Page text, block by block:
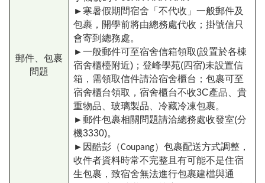
郵件、包裹
問題
► 寒暑假期間宿舍「不代收」一般郵件及
包裹，開學前將由總務處代收；掛號信只
會寄到總務處。
►一般郵件可至宿舍信箱領取(設置於各棟
宿舍櫃檯附近)；登峰學苑(四宿)未設置信
箱，需領取信件請洽宿舍櫃台；包裹可至
宿舍櫃台領取，宿舍櫃台不收3C產品、貴
重物品、玻璃製品、冷藏冷凍包裹。
►郵件包裹相關問題請洽總務處收發室(分
機3330)。
► 因酷彭（Coupang）包裹配送方式調整，
收件者資料時常不完整且有可能不是住宿
生包裹，致宿舍無法進行包裹建檔與通